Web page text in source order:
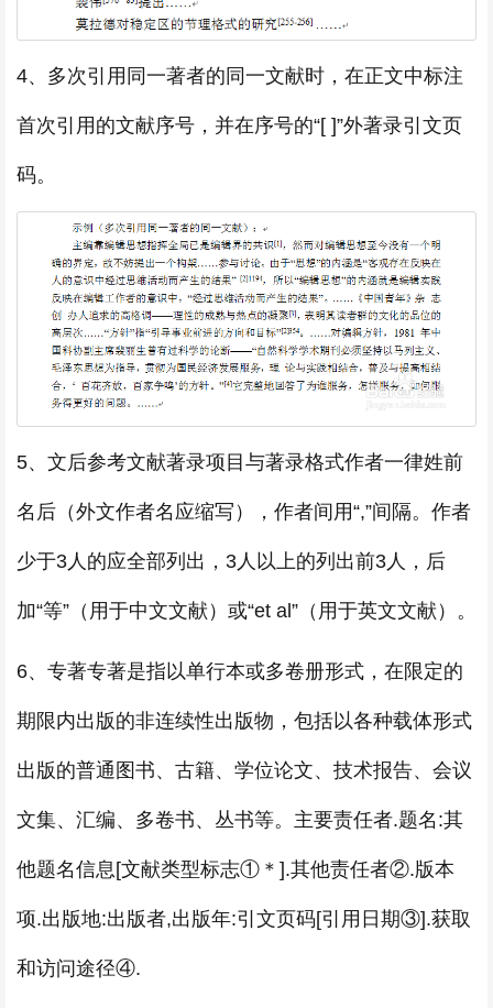
4、多次引用同一著者的同一文献时，在正文中标注
首次引用的文献序号，并在序号的“[ ]”外著录引文页
码。
5、文后参考文献著录项目与著录格式作者一律姓前
名后（外文作者名应缩写），作者间用“,”间隔。作者
少于3人的应全部列出，3人以上的列出前3人，后
加“等”（用于中文文献）或“et al”（用于英文文献）。
6、专著专著是指以单行本或多卷册形式，在限定的
期限内出版的非连续性出版物，包括以各种载体形式
出版的普通图书、古籍、学位论文、技术报告、会议
文集、汇编、多卷书、丛书等。主要责任者.题名:其
他题名信息[文献类型标志①＊].其他责任者②.版本
项.出版地:出版者,出版年:引文页码[引用日期③].获取
和访问途径④.